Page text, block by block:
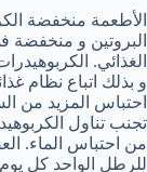
الأطعمة منخفضة
البروتين و
الغذائي.
و بذلك اتباع نظام
احتباس المزيد من
تجنب تناول
للرطل الواحد كل